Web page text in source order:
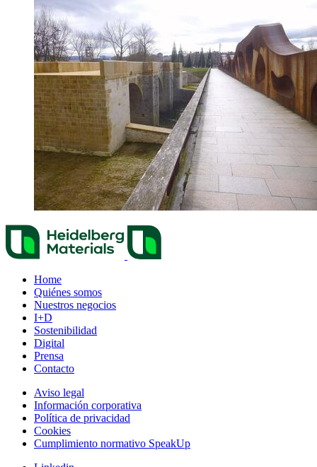
Home
Quiénes somos
Nuestros negocios
I+D
Sostenibilidad
Digital
Prensa
Contacto
Aviso legal
Información corporativa
Política de privacidad
Cookies
Cumplimiento normativo SpeakUp